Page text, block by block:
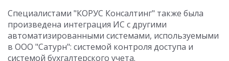
Специалистами "КОРУС Консалтинг" также была
произведена интеграция ИС с другими
автоматизированными системами, используемыми
в ООО "Сатурн": системой контроля доступа и
системой бухгалтерского учета.